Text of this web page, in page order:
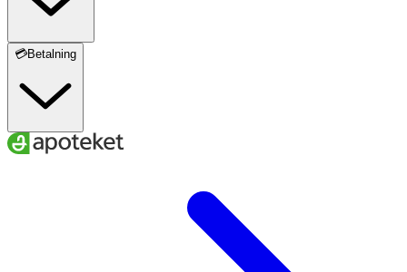
💳Betalning